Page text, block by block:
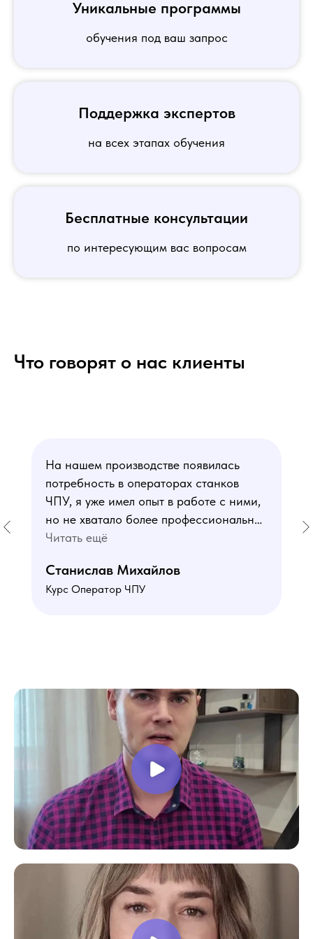
Уникальные программы
обучения под ваш запрос
Поддержка экспертов
на всех этапах обучения
Бесплатные консультации
по интересующим вас вопросам
Что говорят о нас клиенты
На нашем производстве появилась
потребность в операторах станков
ЧПУ, я уже имел опыт в работе с ними,
но не хватало более профессиональных
знаний. В курсе мне понравился блок
и программированию - это как раз то,
чего мне не хватало. Преподаватели
доволен, в работе всё пригодилось!
Читать ещё
Станислав Михайлов
Курс Оператор ЧПУ